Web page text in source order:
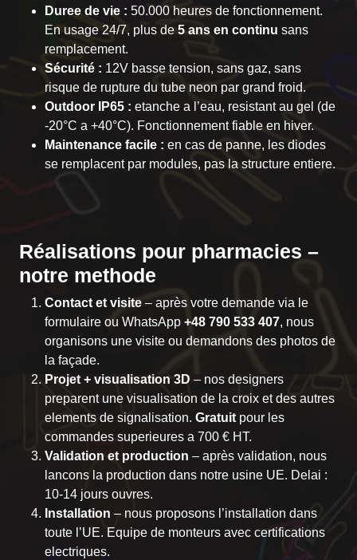
Duree de vie : 50.000 heures de fonctionnement.
En usage 24/7, plus de 5 ans en continu sans
remplacement.
Sécurité : 12V basse tension, sans gaz, sans
risque de rupture du tube neon par grand froid.
Outdoor IP65 : etanche a l’eau, resistant au gel (de
-20°C a +40°C). Fonctionnement fiable en hiver.
Maintenance facile : en cas de panne, les diodes
se remplacent par modules, pas la structure entiere.
Réalisations pour pharmacies –
notre methode
Contact et visite – après votre demande via le
formulaire ou WhatsApp +48 790 533 407, nous
organisons une visite ou demandons des photos de
la façade.
Projet + visualisation 3D – nos designers
preparent une visualisation de la croix et des autres
elements de signalisation. Gratuit pour les
commandes superieures a 700 € HT.
Validation et production – après validation, nous
lancons la production dans notre usine UE. Delai :
10-14 jours ouvres.
Installation – nous proposons l’installation dans
toute l’UE. Equipe de monteurs avec certifications
electriques.